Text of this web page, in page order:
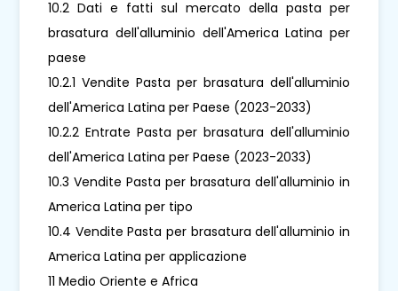
10.2 Dati e fatti sul mercato della pasta per
brasatura dell'alluminio dell'America Latina per
paese
10.2.1 Vendite Pasta per brasatura dell'alluminio
dell'America Latina per Paese (2023-2033)
10.2.2 Entrate Pasta per brasatura dell'alluminio
dell'America Latina per Paese (2023-2033)
10.3 Vendite Pasta per brasatura dell'alluminio in
America Latina per tipo
10.4 Vendite Pasta per brasatura dell'alluminio in
America Latina per applicazione
11 Medio Oriente e Africa